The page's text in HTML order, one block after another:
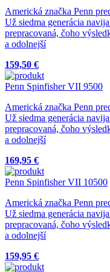
Americká značka Penn
Už siedma generácia
prepracovaná, čoho
a odolnejší
159,50 €
Penn Spinfisher VII 9500
Americká značka Penn
Už siedma generácia
prepracovaná, čoho
a odolnejší
169,95 €
Penn Spinfisher VII 10500
Americká značka Penn
Už siedma generácia
prepracovaná, čoho
a odolnejší
159,95 €